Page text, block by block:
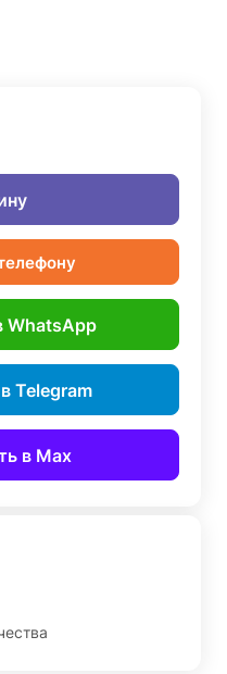
WhatsApp
Telegram
в Max